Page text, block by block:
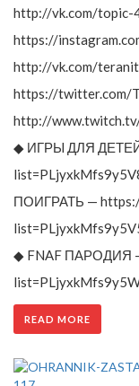
http://vk.com/topic-
https://
http://vk.com/
https://twitter.com/
http://
◆ ИГРЫ ДЛЯ ДЕТЕЙ
ПОИГРАТЬ —
◆ FNAF ПАРОДИЯ
READ MORE